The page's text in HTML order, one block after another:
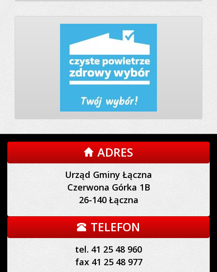
ADRES
Urząd Gminy Łączna
Czerwona Górka 1B
26-140 Łączna
TELEFON
tel. 41 25 48 960
fax 41 25 48 977